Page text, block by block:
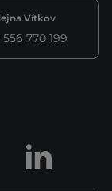
Vítkov
556 770 199
LinkedIn